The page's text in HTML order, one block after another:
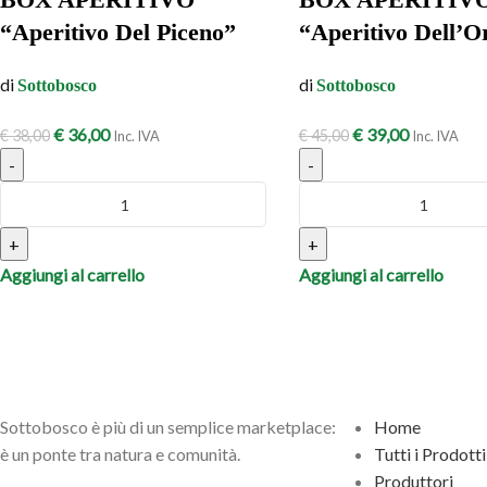
“Aperitivo Del Piceno”
diSottobosco
€38,00€ 36,00 Inc. IVA
-
+
Aggiungi al carrello
“Aperitivo
diSottobosco
€45,00€39,00 Inc. IVA
-
+
Aggiungi al carrello
Sottobosco è più di un semplice marketplace:
è un ponte tra natura e comunità.
Home
Tutti i Prodotti
Produttori